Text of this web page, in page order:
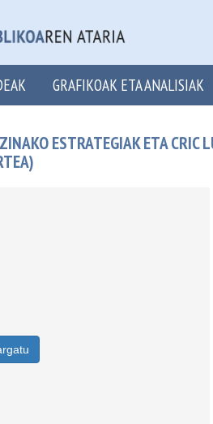
GRAFIKOAK ETA ANALISIAK
ESTRATEGIAK ETA CRIC